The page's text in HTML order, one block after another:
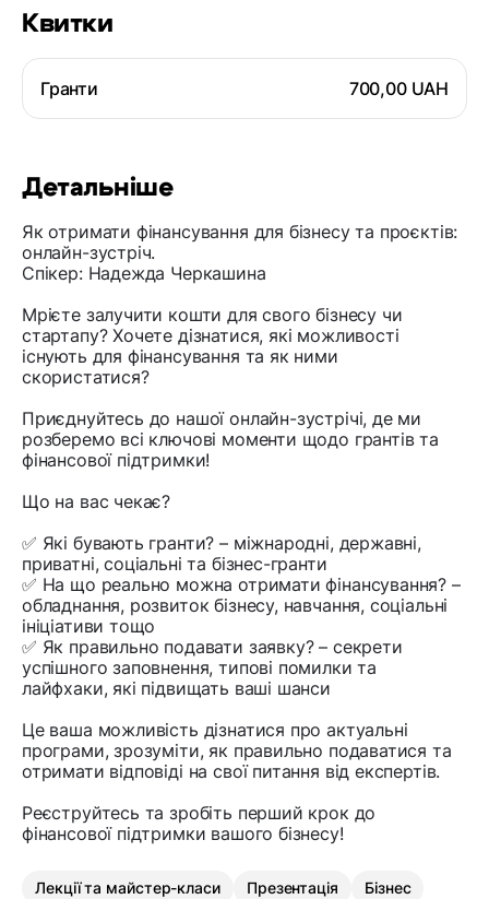
Квитки
Гранти 700,00 UAH
Детальніше
Як отримати фінансування для бізнесу та проєктів:
онлайн-зустріч.
Спікер: Надежда Черкашина
Мрієте залучити кошти для свого бізнесу чи
стартапу? Хочете дізнатися, які можливості
існують для фінансування та як ними
скористатися?
Приєднуйтесь до нашої онлайн-зустрічі, де ми
розберемо всі ключові моменти щодо грантів та
фінансової підтримки!
Що на вас чекає?
✅ Які бувають гранти? – міжнародні, державні,
приватні, соціальні та бізнес-гранти
✅ На що реально можна отримати фінансування? –
обладнання, розвиток бізнесу, навчання, соціальні
ініціативи тощо
✅ Як правильно подавати заявку? – секрети
успішного заповнення, типові помилки та
лайфхаки, які підвищать ваші шанси
Це ваша можливість дізнатися про актуальні
програми, зрозуміти, як правильно подаватися та
отримати відповіді на свої питання від експертів.
Реєструйтесь та зробіть перший крок до
фінансової підтримки вашого бізнесу!
Лекції та майстер-класи Презентація Бізнес